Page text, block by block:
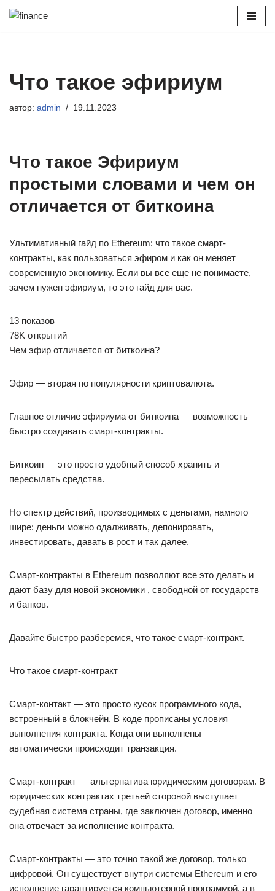
Что такое эфириум
автор: admin 19.11.2023
Что такое Эфириум
простыми словами и чем он
отличается от биткоина
Ультимативный гайд по Ethereum: что такое смарт-
контракты, как пользоваться эфиром и как он меняет
современную экономику. Если вы все еще не понимаете,
зачем нужен эфириум, то это гайд для вас.
13 показов
78K открытий
Чем эфир отличается от биткоина?
Эфир — вторая по популярности криптовалюта.
Главное отличие эфириума от биткоина — возможность
быстро создавать смарт-контракты.
Биткоин — это просто удобный способ хранить и
пересылать средства.
Но спектр действий, производимых с деньгами, намного
шире: деньги можно одалживать, депонировать,
инвестировать, давать в рост и так далее.
Смарт-контракты в Ethereum позволяют все это делать и
дают базу для новой экономики , свободной от государств
и банков.
Давайте быстро разберемся, что такое смарт-контракт.
Что такое смарт-контракт
Смарт-контакт — это просто кусок программного кода,
встроенный в блокчейн. В коде прописаны условия
выполнения контракта. Когда они выполнены —
автоматически происходит транзакция.
Смарт-контракт — альтернатива юридическим договорам. В
юридических контрактах третьей стороной выступает
судебная система страны, где заключен договор, именно
она отвечает за исполнение контракта.
Смарт-контракты — это точно такой же договор, только
цифровой. Он существует внутри системы Ethereum и его
исполнение гарантируется компьютерной программой, а в